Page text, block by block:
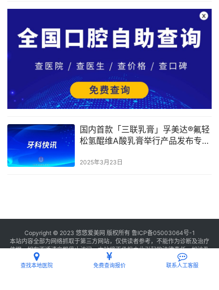
国内首款「三联乳膏」孚美达®氟轻
松氢醌维A酸乳膏举行产品发布专题
2025年3月23日
Copyright © 2023 悠悠爱美网 版权所有 鲁ICP备05003064号-1
本站内容全部为网络抓取于第三方网站，仅供读者参考，不能作为诊断及治疗
依据，如有不适请立即停止访问，本站将不承担由此引起的法律责任。如涉及
联系我们
查找本地医院 免费查询报价 联系人工客服